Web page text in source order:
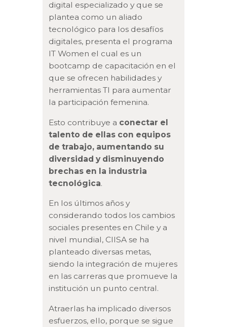
digital especializado y que se
plantea como un aliado
tecnológico para los desafíos
digitales, presenta el programa
IT Women el cual es un
bootcamp de capacitación en el
que se ofrecen habilidades y
herramientas TI para aumentar
la participación femenina.
Esto contribuye a conectar el
talento de ellas con equipos
de trabajo, aumentando su
diversidad y disminuyendo
brechas en la industria
tecnológica.
En los últimos años y
considerando todos los cambios
sociales presentes en Chile y a
nivel mundial, CIISA se ha
planteado diversas metas,
siendo la integración de mujeres
en las carreras que promueve la
institución un punto central.
Atraerlas ha implicado diversos
esfuerzos, ello, porque se sigue